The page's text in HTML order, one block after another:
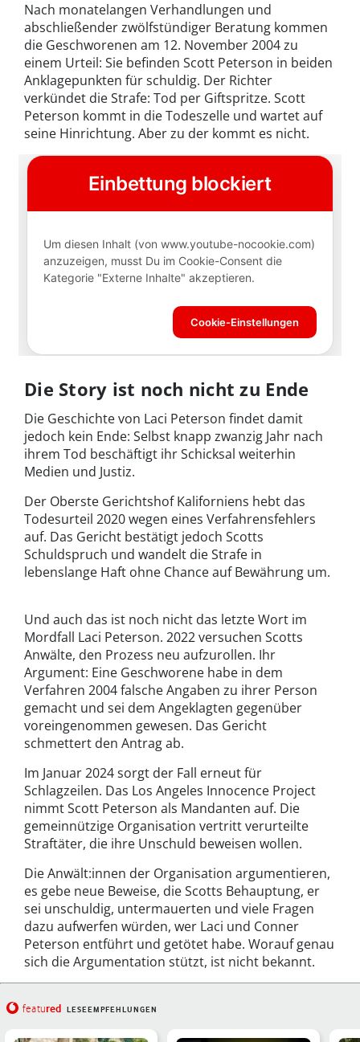
Nach monatelangen Verhandlungen und
abschließender zwölfstündiger Beratung kommen
die Geschworenen am 12. November 2004 zu
einem Urteil: Sie befinden Scott Peterson in beiden
Anklagepunkten für schuldig. Der Richter
verkündet die Strafe: Tod per Giftspritze. Scott
Peterson kommt in die Todeszelle und wartet auf
seine Hinrichtung. Aber zu der kommt es nicht.
Die Story ist noch nicht zu Ende
Die Geschichte von Laci Peterson findet damit
jedoch kein Ende: Selbst knapp zwanzig Jahr nach
ihrem Tod beschäftigt ihr Schicksal weiterhin
Medien und Justiz.
Der Oberste Gerichtshof Kaliforniens hebt das
Todesurteil 2020 wegen eines Verfahrensfehlers
auf. Das Gericht bestätigt jedoch Scotts
Schuldspruch und wandelt die Strafe in
lebenslange Haft ohne Chance auf Bewährung um.
Und auch das ist noch nicht das letzte Wort im
Mordfall Laci Peterson. 2022 versuchen Scotts
Anwälte, den Prozess neu aufzurollen. Ihr
Argument: Eine Geschworene habe in dem
Verfahren 2004 falsche Angaben zu ihrer Person
gemacht und sei dem Angeklagten gegenüber
voreingenommen gewesen. Das Gericht
schmettert den Antrag ab.
Im Januar 2024 sorgt der Fall erneut für
Schlagzeilen. Das Los Angeles Innocence Project
nimmt Scott Peterson als Mandanten auf. Die
gemeinnützige Organisation vertritt verurteilte
Straftäter, die ihre Unschuld beweisen wollen.
Die Anwält:innen der Organisation argumentieren,
es gebe neue Beweise, die Scotts Behauptung, er
sei unschuldig, untermauerten und viele Fragen
dazu aufwerfen würden, wer Laci und Conner
Peterson entführt und getötet habe. Worauf genau
sich die Argumentation stützt, ist nicht bekannt.
featured LESEEMPFEHLUNGEN